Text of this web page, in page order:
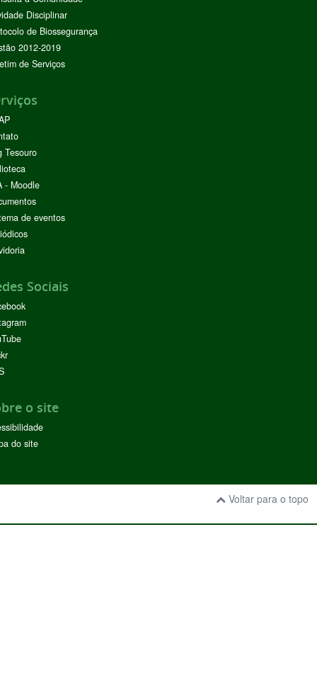
Disciplinar
de Biossegurança
2012-2019
de Serviços
Tesouro
- Moodle
de eventos
Sociais
o site
do site
Voltar para o topo